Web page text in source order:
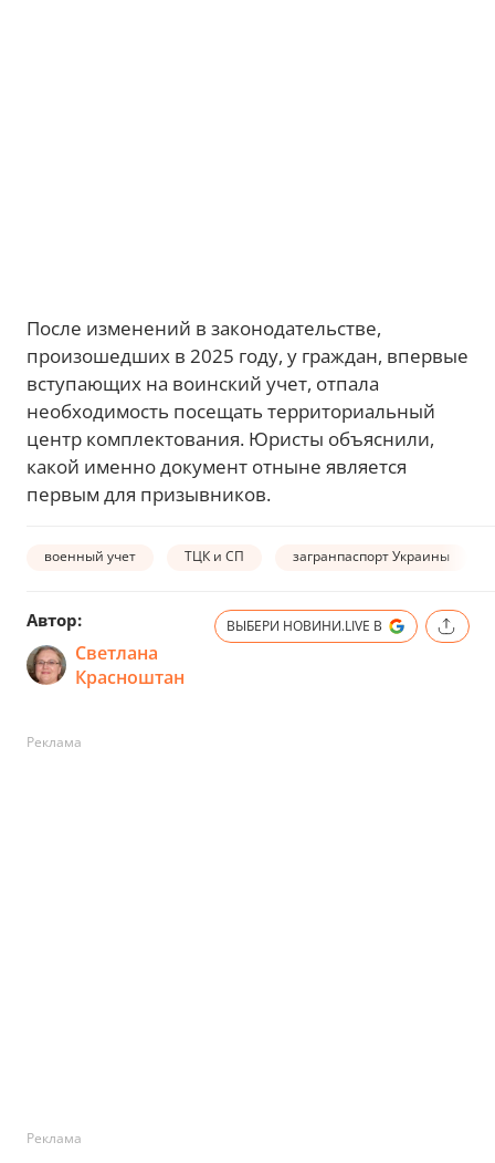
После изменений в законодательстве,
произошедших в 2025 году, у граждан, впервые
вступающих на воинский учет, отпала
необходимость посещать территориальный
центр комплектования. Юристы объяснили,
какой именно документ отныне является
первым для призывников.
военный учет ТЦК и СП загранпаспорт Украины
Автор:
Светлана
Красноштан
ВЫБЕРИ НОВИНИ.LIVE В
Реклама
Реклама